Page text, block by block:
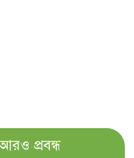
প্রবন্ধ